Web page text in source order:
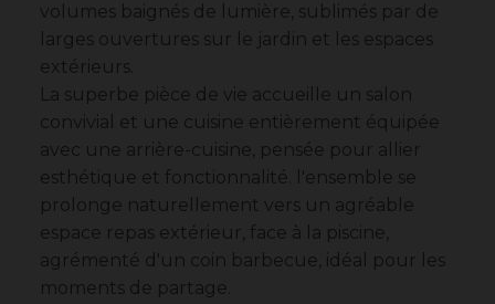
volumes baignés de lumière, sublimés par de
larges ouvertures sur le jardin et les espaces
extérieurs.
La superbe pièce de vie accueille un salon
convivial et une cuisine entièrement équipée
avec une arrière-cuisine, pensée pour allier
esthétique et fonctionnalité. l'ensemble se
prolonge naturellement vers un agréable
espace repas extérieur, face à la piscine,
agrémenté d'un coin barbecue, idéal pour les
moments de partage.